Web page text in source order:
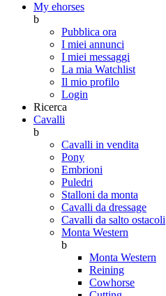
My ehorses
b
Pubblica ora
I miei annunci
I miei messaggi
La mia Watchlist
Il mio profilo
Login
Ricerca
Cavalli
b
Cavalli in vendita
Pony
Embrioni
Puledri
Stalloni da monta
Cavalli da dressage
Cavalli da salto ostacoli
Monta Western
b
Monta Western
Reining
Cowhorse